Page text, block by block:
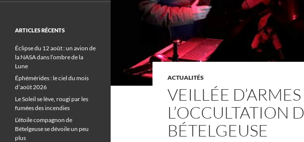
ACTUALITÉS
VEILLÉE
L’OCCULTATION
BÉTELGEUSE
ARTICLES RÉCENTS
Éclipse du 12 août : un avion de
la NASA dans l’ombre de la
Lune
Éphémérides : le ciel du mois
d’août 2026
Le Soleil se lève, rougi par les
fumées des incendies
L’étoile compagnon de
Bételgeuse se dévoile un peu
plus